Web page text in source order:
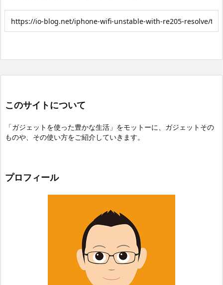
このサイトについて
「ガジェットを使った豊かな生活」をモットーに、ガジェットその
ものや、その使い方をご紹介していきます。
プロフィール